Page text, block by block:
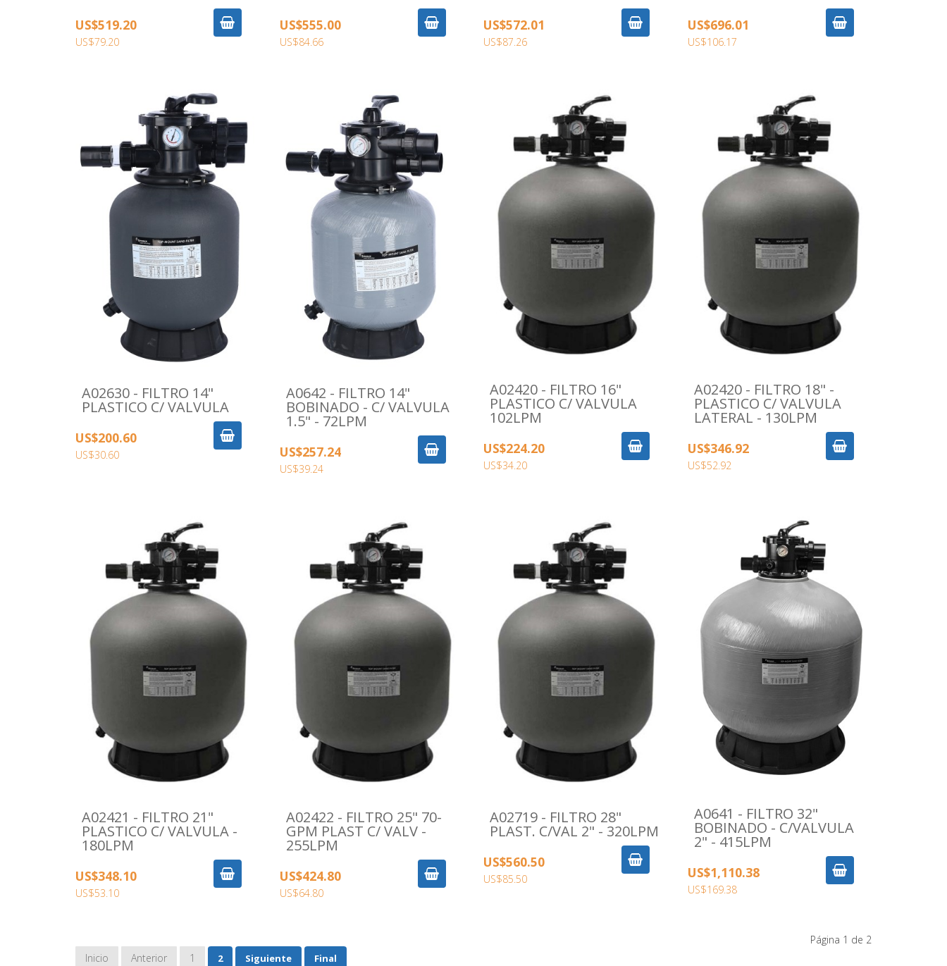
US$519.20
US$79.20
US$555.00
US$84.66
US$572.01
US$87.26
US$696.01
US$106.17
A02630 - FILTRO 14"
PLASTICO C/ VALVULA
US$200.60
US$30.60
A0642 - FILTRO 14"
BOBINADO - C/ VALVULA
1.5" - 72LPM
US$257.24
US$39.24
A02420 - FILTRO 16"
PLASTICO C/ VALVULA
102LPM
US$224.20
US$34.20
A02420 - FILTRO 18" -
PLASTICO C/ VALVULA
LATERAL - 130LPM
US$346.92
US$52.92
A02421 - FILTRO 21"
PLASTICO C/ VALVULA -
180LPM
US$348.10
US$53.10
A02422 - FILTRO 25" 70-
GPM PLAST C/ VALV -
255LPM
US$424.80
US$64.80
A02719 - FILTRO 28"
PLAST. C/VAL 2" - 320LPM
US$560.50
US$85.50
A0641 - FILTRO 32"
BOBINADO - C/VALVULA
2" - 415LPM
US$1,110.38
US$169.38
Inicio Anterior 1 2 Siguiente Final
Página 1 de 2